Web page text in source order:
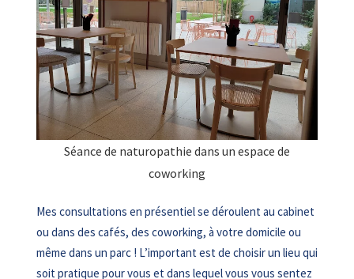
Séance de naturopathie dans un espace de
coworking
Mes consultations en présentiel se déroulent au cabinet
ou dans des cafés, des coworking, à votre domicile ou
même dans un parc ! L’important est de choisir un lieu qui
soit pratique pour vous et dans lequel vous vous sentez